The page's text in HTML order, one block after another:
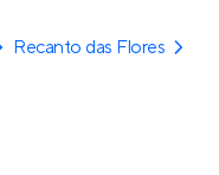
Recanto das Flores